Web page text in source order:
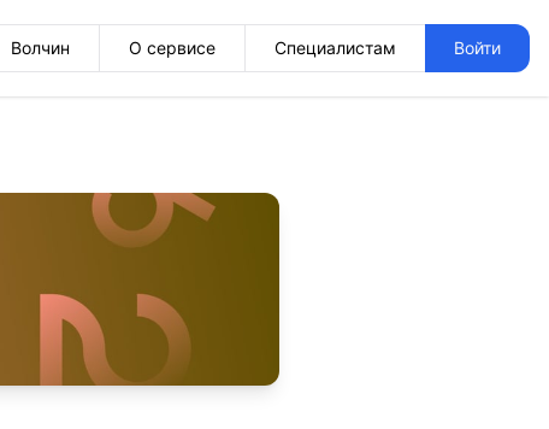
Волчин О сервисе Специалистам Войти